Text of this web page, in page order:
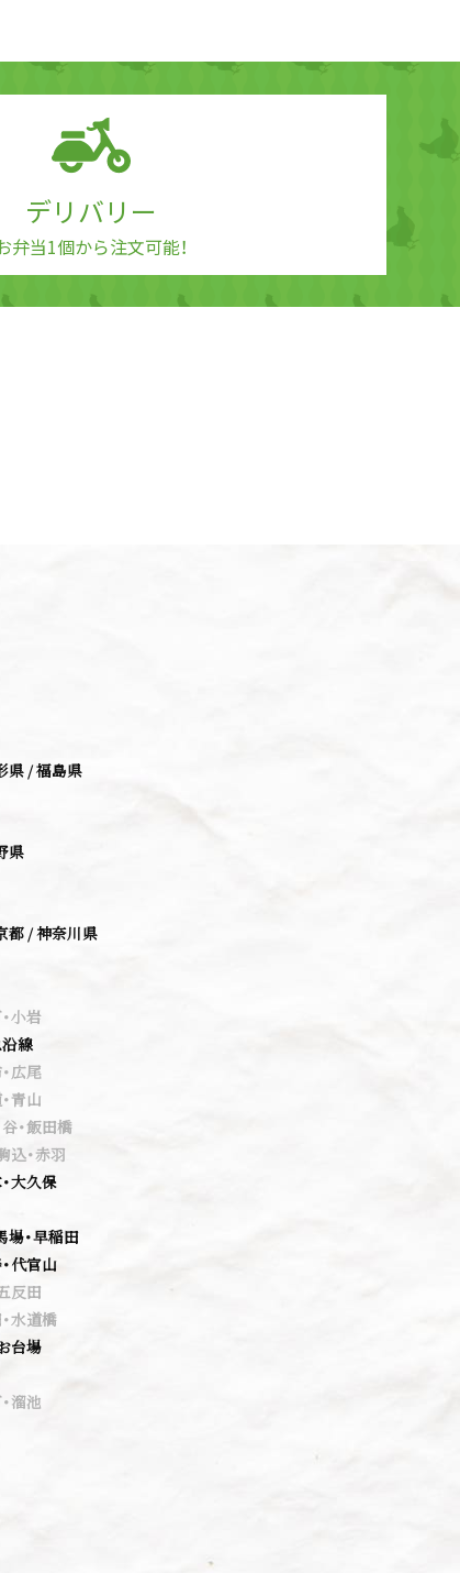
デリバリー
弁当1個から注文可能！
県 福島県
県
都 神奈川県
小岩
線
広尾
青山
・飯田橋
込・赤羽
大久保
・早稲田
代官山
反田
水道橋
台場
溜池